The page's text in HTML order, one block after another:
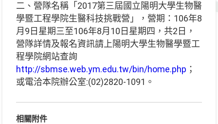
二、營隊名稱「2017第三屆國立陽明大學生物醫
學暨工程學院生醫科技挑戰營」，營期：106年8
月9日星期三至106年8月10日星期四，共2日，
營隊詳情及報名資訊請上陽明大學生物醫學暨工
程學院網站查詢
http://sbmse.web.ym.edu.tw/bin/home.php ；
或電洽本院辦公室:(02)2820-1091。
相關附件